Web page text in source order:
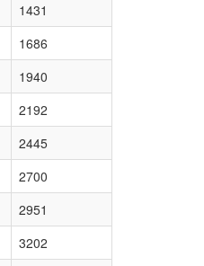
1431
1686
1940
2192
2445
2700
2951
3202